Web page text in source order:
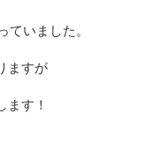
いました。
ますが
ます！